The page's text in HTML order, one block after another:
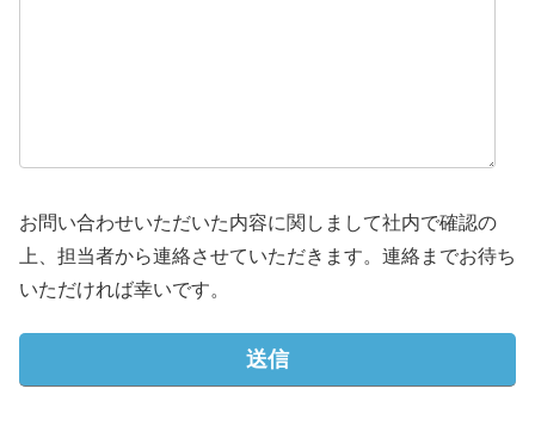
お問い合わせいただいた内容に関しまして社内で確認の
上、担当者から連絡させていただきます。連絡までお待ち
いただければ幸いです。